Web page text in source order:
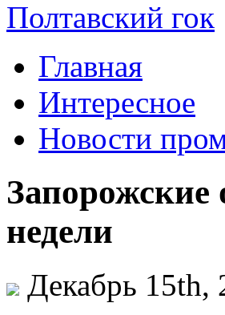
Главная
Интересное
Новости
недели
Декабрь 15th,